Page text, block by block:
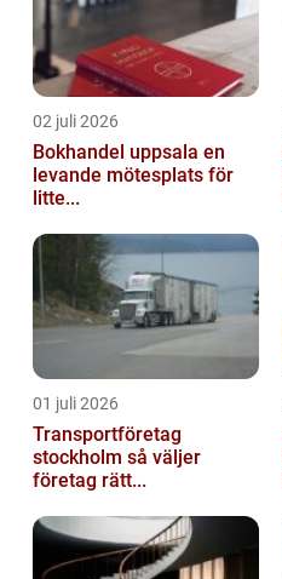
02 juli 2026
Bokhandel uppsala en
levande mötesplats för
litte...
01 juli 2026
Transportföretag
stockholm så väljer
företag rätt...